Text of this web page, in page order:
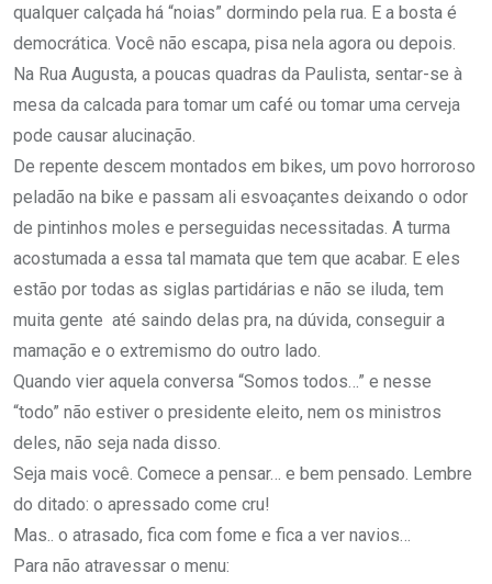
qualquer calçada há “noias” dormindo pela rua. E a bosta é
democrática. Você não escapa, pisa nela agora ou depois.
Na Rua Augusta, a poucas quadras da Paulista, sentar-se à
mesa da calcada para tomar um café ou tomar uma cerveja
pode causar alucinação.
De repente descem montados em bikes, um povo horroroso
peladão na bike e passam ali esvoaçantes deixando o odor
de pintinhos moles e perseguidas necessitadas. A turma
acostumada a essa tal mamata que tem que acabar. E eles
estão por todas as siglas partidárias e não se iluda, tem
muita gente até saindo delas pra, na dúvida, conseguir a
mamação e o extremismo do outro lado.
Quando vier aquela conversa “Somos todos…” e nesse
“todo” não estiver o presidente eleito, nem os ministros
deles, não seja nada disso.
Seja mais você. Comece a pensar… e bem pensado. Lembre
do ditado: o apressado come cru!
Mas.. o atrasado, fica com fome e fica a ver navios…
Para não atravessar o menu: